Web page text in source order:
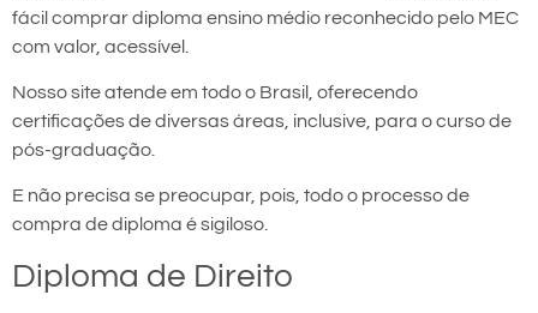
fácil comprar diploma ensino médio reconhecido pelo MEC
com valor, acessível.
Nosso site atende em todo o Brasil, oferecendo
certificações de diversas áreas, inclusive, para o curso de
pós-graduação.
E não precisa se preocupar, pois, todo o processo de
compra de diploma é sigiloso.
Diploma de Direito